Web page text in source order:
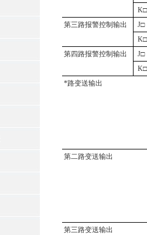
K□
第三路报警控制输出
J□
K□
第四路报警控制输出
J□
K□
*路变送输出
第二路变送输出
第三路变送输出